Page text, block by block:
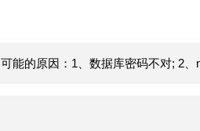
能的原因：1、数据库密码不对; 2、